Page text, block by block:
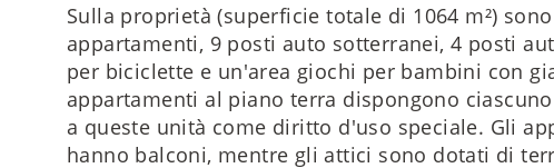
Sulla proprietà (superficie totale di 1064 m²)
appartamenti, 9 posti auto sotterranei, 4 posti
per biciclette e un'area giochi per bambini con
appartamenti al piano terra dispongono
a queste unità come diritto d'uso speciale. Gli
hanno balconi, mentre gli attici sono dotati di